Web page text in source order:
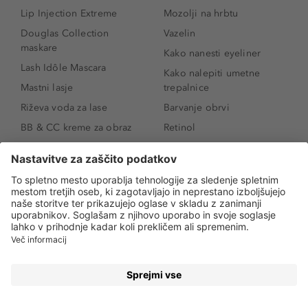
Lip Injection Extreme
Douglas Collection
maskare
Lash Idôle Mascara
Mastni lasje
Riževa voda za lase
BB & CC kreme za obraz
SPF 30
Senčila za oči
Tekoči puder
Ličenje povešenih vek
Kako povečati oči
Mozolji na hrbtu
Vazelin
Kako nanesti eyeliner
Kako nalepiti umetne
trepalnice
Barvanje obrvi
Retinol
Niacinamid
Rozacea
Salicilna kislina